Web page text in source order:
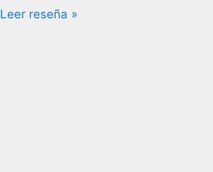
Leer reseña »